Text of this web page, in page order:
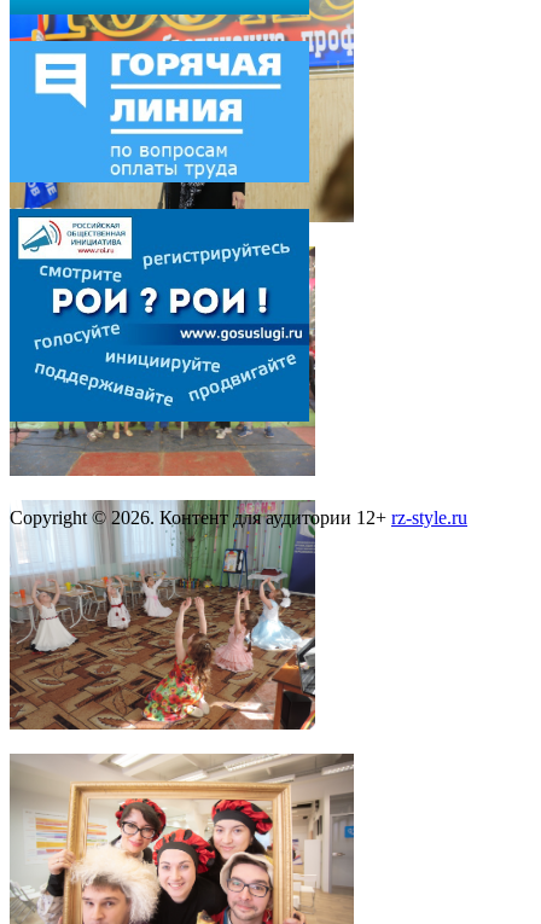
Copyright © 2026. Контент для аудитории 12+ rz-style.ru